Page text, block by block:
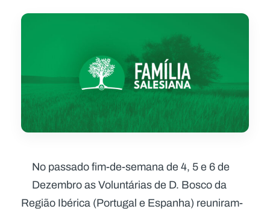
No passado fim-de-semana de 4, 5 e 6 de
Dezembro as Voluntárias de D. Bosco da
Região Ibérica (Portugal e Espanha) reuniram-